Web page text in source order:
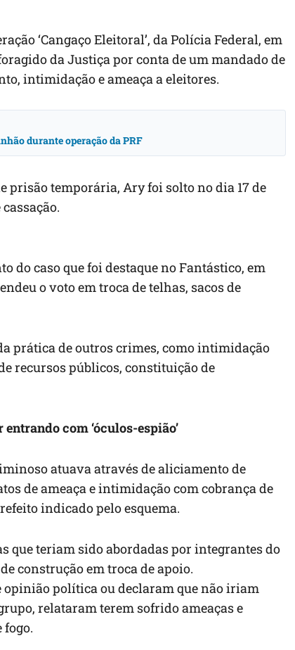
‘Cangaço Eleitoral’, da Polícia Federal, em
da Justiça por conta de um mandado de
intimidação e ameaça a eleitores.
durante operação da PRF
prisão temporária, Ary foi solto no dia 17 de
do caso que foi destaque no Fantástico, em
o voto em troca de telhas, sacos de
prática de outros crimes, como intimidação
recursos públicos, constituição de
com ‘óculos-espião’
atuava através de aliciamento de
de ameaça e intimidação com cobrança de
indicado pelo esquema.
que teriam sido abordadas por integrantes do
construção em troca de apoio.
opinião política ou declaram que não iriam
relataram terem sofrido ameaças e